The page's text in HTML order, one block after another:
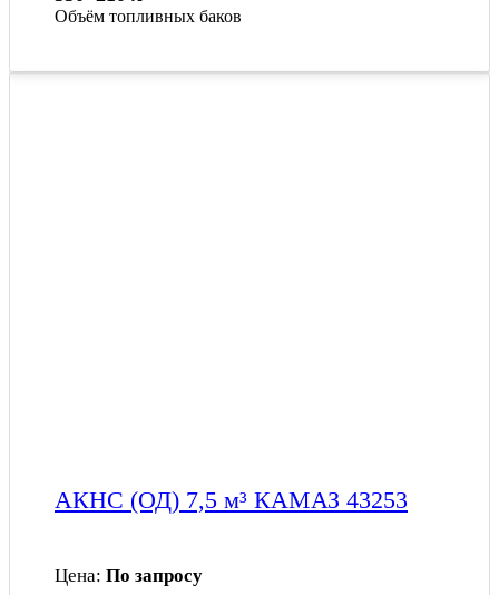
Объём топливных баков
АКНС (ОД) 7,5 м³ КАМАЗ 43253
Цена: По запросу